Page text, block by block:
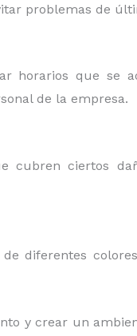
problemas de
horarios que se
de la empresa.
cubren ciertos
diferentes
y crear un